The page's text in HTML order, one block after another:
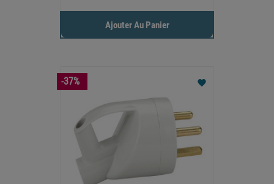
Ajouter Au Panier
favorite
-37%